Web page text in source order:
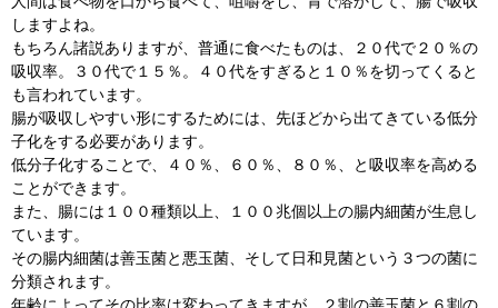
しますよね。
もちろん諸説ありますが、普通に食べたものは、２０代で２０％の
吸収率。３０代で１５％。４０代をすぎると１０％を切ってくると
も言われています。
腸が吸収しやすい形にするためには、先ほどから出てきている低分
子化をする必要があります。
低分子化することで、４０％、６０％、８０％、と吸収率を高める
ことができます。
また、腸には１００種類以上、１００兆個以上の腸内細菌が生息し
ています。
その腸内細菌は善玉菌と悪玉菌、そして日和見菌という３つの菌に
分類されます。